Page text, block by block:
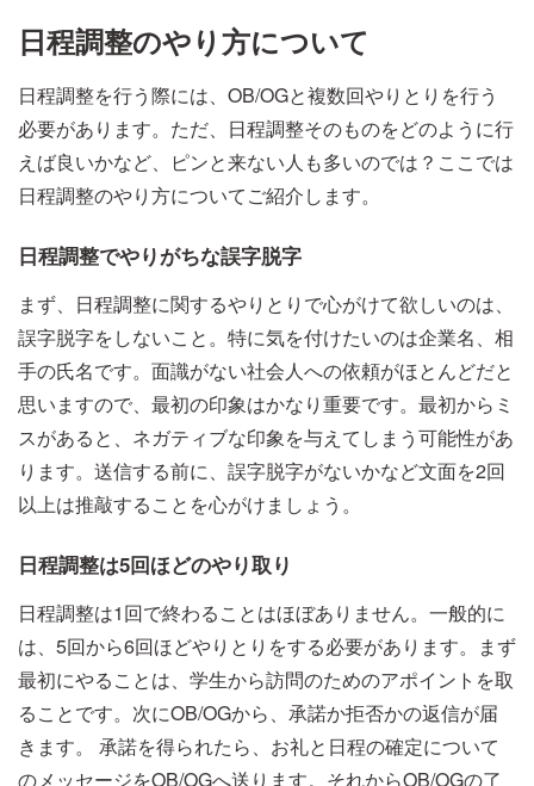
日程調整のやり方について
日程調整を行う際には、OB/OGと複数回やりとりを行う
必要があります。ただ、日程調整そのものをどのように行
えば良いかなど、ピンと来ない人も多いのでは？ここでは
日程調整のやり方についてご紹介します。
日程調整でやりがちな誤字脱字
まず、日程調整に関するやりとりで心がけて欲しいのは、
誤字脱字をしないこと。特に気を付けたいのは企業名、相
手の氏名です。面識がない社会人への依頼がほとんどだと
思いますので、最初の印象はかなり重要です。最初からミ
スがあると、ネガティブな印象を与えてしまう可能性があ
ります。送信する前に、誤字脱字がないかなど文面を2回
以上は推敲することを心がけましょう。
日程調整は5回ほどのやり取り
日程調整は1回で終わることはほぼありません。一般的に
は、5回から6回ほどやりとりをする必要があります。まず
最初にやることは、学生から訪問のためのアポイントを取
ることです。次にOB/OGから、承諾か拒否かの返信が届
きます。 承諾を得られたら、お礼と日程の確定について
のメッセージをOB/OGへ送ります。それからOB/OGの了